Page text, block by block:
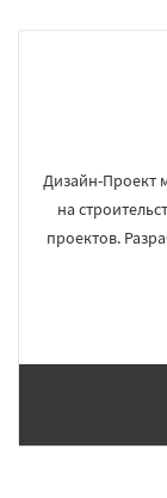
Дизайн-Проект
на
проектов.